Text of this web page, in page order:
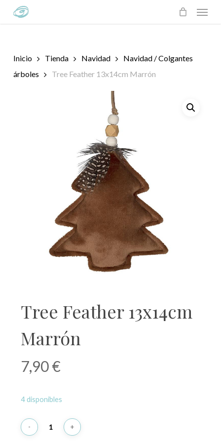
Menu
Inicio Tienda Navidad
Navidad / Colgantes
árboles
Tree Feather 13x14cm Marrón
Tree Feather 13x14cm
Marrón
7,90€
4 disponibles